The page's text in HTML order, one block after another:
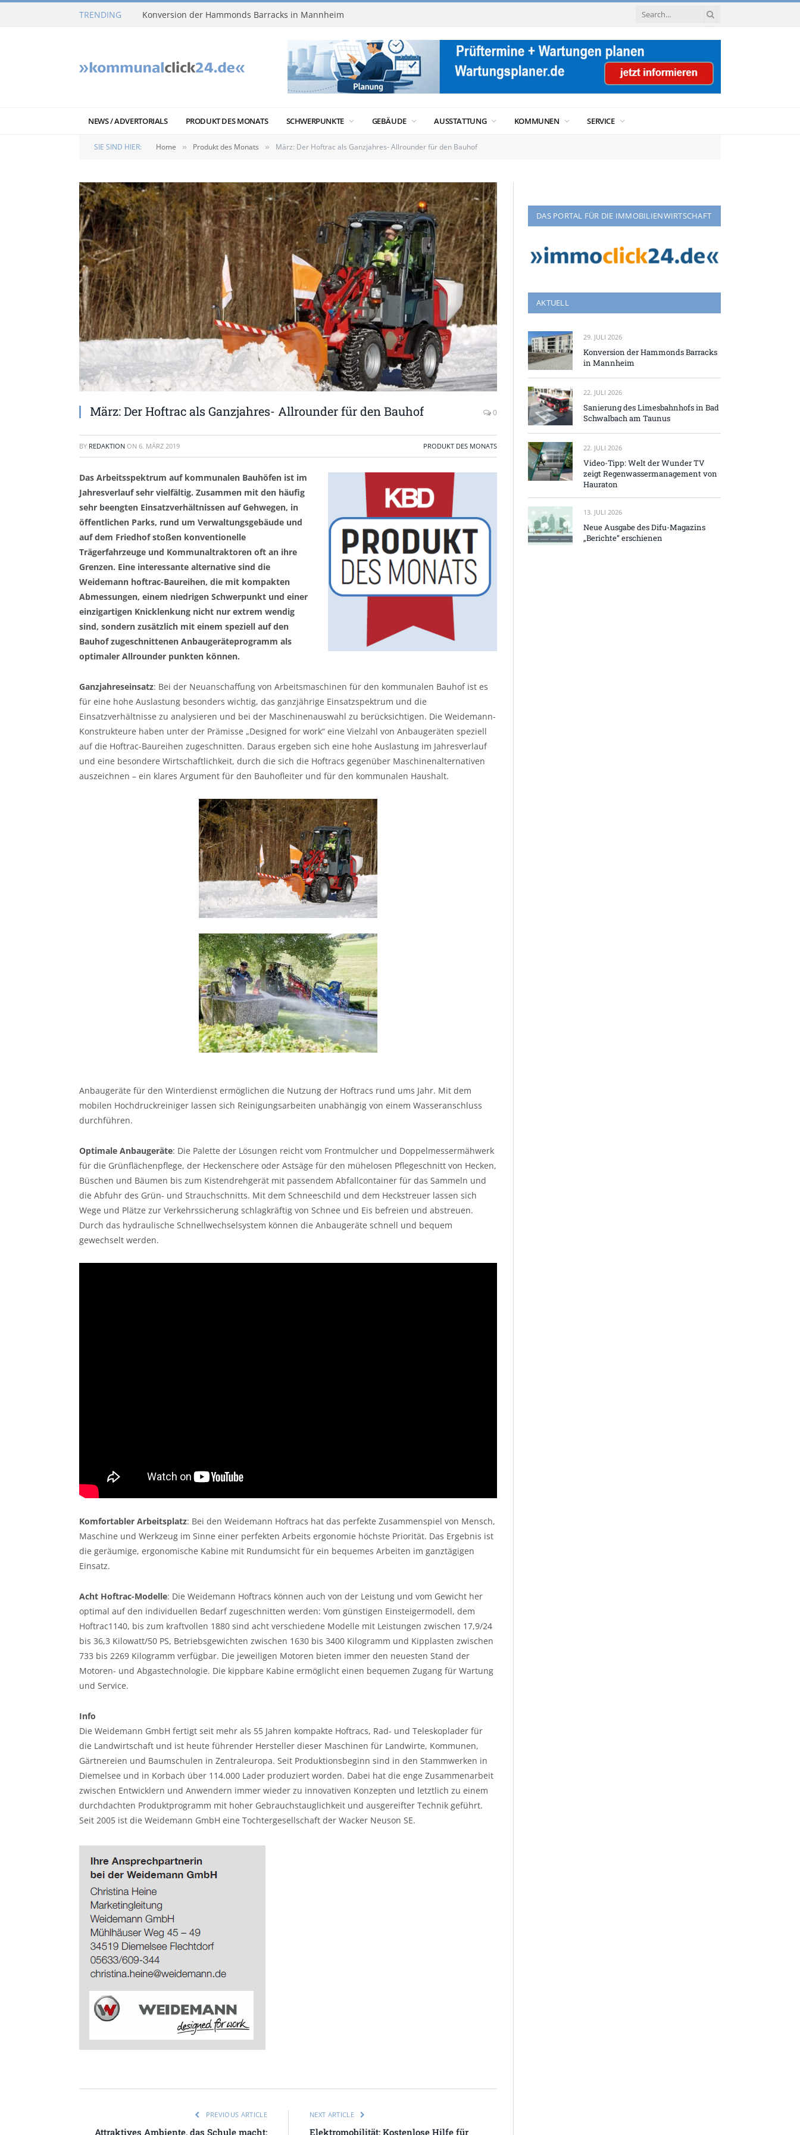
TRENDING Konversion der Hammonds Barracks in Mannheim
NEWS / ADVERTORIALS PRODUKT DES MONATS SCHWERPUNKTE GEBÄUDE AUSSTATTUNG KOMMUNEN SERVICE
SIE SIND HIER: Home » Produkt des Monats » März: Der Hoftrac als Ganzjahres- Allrounder für den Bauhof
März: Der Hoftrac als Ganzjahres- Allrounder für den Bauhof 0
BY REDAKTION ON 6. MÄRZ 2019 PRODUKT DES MONATS
Das Arbeitsspektrum auf kommunalen Bauhöfen ist im
Jahresverlauf sehr vielfältig. Zusammen mit den häufig
sehr beengten Einsatzverhältnissen auf Gehwegen, in
öffentlichen Parks, rund um Verwaltungsgebäude und
auf dem Friedhof stoßen konventionelle
Trägerfahrzeuge und Kommunaltraktoren oft an ihre
Grenzen. Eine interessante alternative sind die
Weidemann hoftrac-Baureihen, die mit kompakten
Abmessungen, einem niedrigen Schwerpunkt und einer
einzigartigen Knicklenkung nicht nur extrem wendig
sind, sondern zusätzlich mit einem speziell auf den
Bauhof zugeschnittenen Anbaugeräteprogramm als
optimaler Allrounder punkten können.
Ganzjahreseinsatz: Bei der Neuanschaffung von Arbeitsmaschinen für den kommunalen Bauhof ist es
für eine hohe Auslastung besonders wichtig, das ganzjährige Einsatzspektrum und die
Einsatzverhältnisse zu analysieren und bei der Maschinenauswahl zu berücksichtigen. Die Weidemann-
Konstrukteure haben unter der Prämisse „Designed for work“ eine Vielzahl von Anbaugeräten speziell
auf die Hoftrac-Baureihen zugeschnitten. Daraus ergeben sich eine hohe Auslastung im Jahresverlauf
und eine besondere Wirtschaftlichkeit, durch die sich die Hoftracs gegenüber Maschinenalternativen
auszeichnen – ein klares Argument für den Bauhofleiter und für den kommunalen Haushalt.
Anbaugeräte für den Winterdienst ermöglichen die Nutzung der Hoftracs rund ums Jahr. Mit dem
mobilen Hochdruckreiniger lassen sich Reinigungsarbeiten unabhängig von einem Wasseranschluss
durchführen.
Optimale Anbaugeräte: Die Palette der Lösungen reicht vom Frontmulcher und Doppelmessermähwerk
für die Grünflächenpflege, der Heckenschere oder Astsäge für den mühelosen Pflegeschnitt von Hecken,
Büschen und Bäumen bis zum Kistendrehgerät mit passendem Abfallcontainer für das Sammeln und
die Abfuhr des Grün- und Strauchschnitts. Mit dem Schneeschild und dem Heckstreuer lassen sich
Wege und Plätze zur Verkehrssicherung schlagkräftig von Schnee und Eis befreien und abstreuen.
Durch das hydraulische Schnellwechselsystem können die Anbaugeräte schnell und bequem
gewechselt werden.
Komfortabler Arbeitsplatz: Bei den Weidemann Hoftracs hat das perfekte Zusammenspiel von Mensch,
Maschine und Werkzeug im Sinne einer perfekten Arbeits ergonomie höchste Priorität. Das Ergebnis ist
die geräumige, ergonomische Kabine mit Rundumsicht für ein bequemes Arbeiten im ganztägigen
Einsatz.
Acht Hoftrac-Modelle: Die Weidemann Hoftracs können auch von der Leistung und vom Gewicht her
optimal auf den individuellen Bedarf zugeschnitten werden: Vom günstigen Einsteigermodell, dem
Hoftrac1140, bis zum kraftvollen 1880 sind acht verschiedene Modelle mit Leistungen zwischen 17,9/24
bis 36,3 Kilowatt/50 PS, Betriebsgewichten zwischen 1630 bis 3400 Kilogramm und Kipplasten zwischen
733 bis 2269 Kilogramm verfügbar. Die jeweiligen Motoren bieten immer den neuesten Stand der
Motoren- und Abgastechnologie. Die kippbare Kabine ermöglicht einen bequemen Zugang für Wartung
und Service.
Info
Die Weidemann GmbH fertigt seit mehr als 55 Jahren kompakte Hoftracs, Rad- und Teleskoplader für
die Landwirtschaft und ist heute führender Hersteller dieser Maschinen für Landwirte, Kommunen,
Gärtnereien und Baumschulen in Zentraleuropa. Seit Produktionsbeginn sind in den Stammwerken in
Diemelsee und in Korbach über 114.000 Lader produziert worden. Dabei hat die enge Zusammenarbeit
zwischen Entwicklern und Anwendern immer wieder zu innovativen Konzepten und letztlich zu einem
durchdachten Produktprogramm mit hoher Gebrauchstauglichkeit und ausgereifter Technik geführt.
Seit 2005 ist die Weidemann GmbH eine Tochtergesellschaft der Wacker Neuson SE.
PREVIOUS ARTICLE
Attraktives Ambiente, das Schule macht:
NEXT ARTICLE
Elektromobilität: Kostenlose Hilfe für
DAS PORTAL FÜR DIE IMMOBILIENWIRTSCHAFT
AKTUELL
29. JULI 2026
Konversion der Hammonds Barracks
in Mannheim
22. JULI 2026
Sanierung des Limesbahnhofs in Bad
Schwalbach am Taunus
22. JULI 2026
Video-Tipp: Welt der Wunder TV
zeigt Regenwassermanagement von
Hauraton
13. JULI 2026
Neue Ausgabe des Difu-Magazins
„Berichte“ erschienen